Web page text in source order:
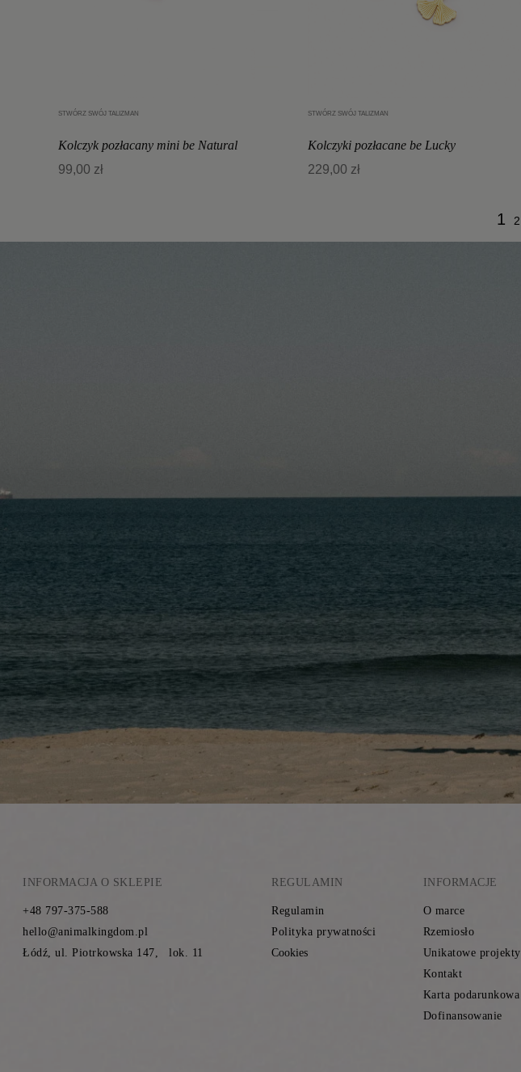
Dodaj do koszyka
STWÓRZ SWÓJ TALIZMAN
Kolczyk pozłacany mini be Natural
99,00 zł
Dodaj do koszyka
STWÓRZ SWÓJ TALIZMAN
Kolczyki pozłacane be Lucky
229,00 zł
1 2
INFORMACJA O SKLEPIE
+48 797-375-588
hello@animalkingdom.pl
Łódź, ul. Piotrkowska 147, lok. 11
REGULAMIN
Regulamin
Polityka prywatności
Cookies
INFORMACJE
O marce
Rzemiosło
Unikatowe projekty
Kontakt
Karta podarunkowa
Dofinansowanie